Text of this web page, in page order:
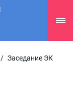
/ Заседание ЭК